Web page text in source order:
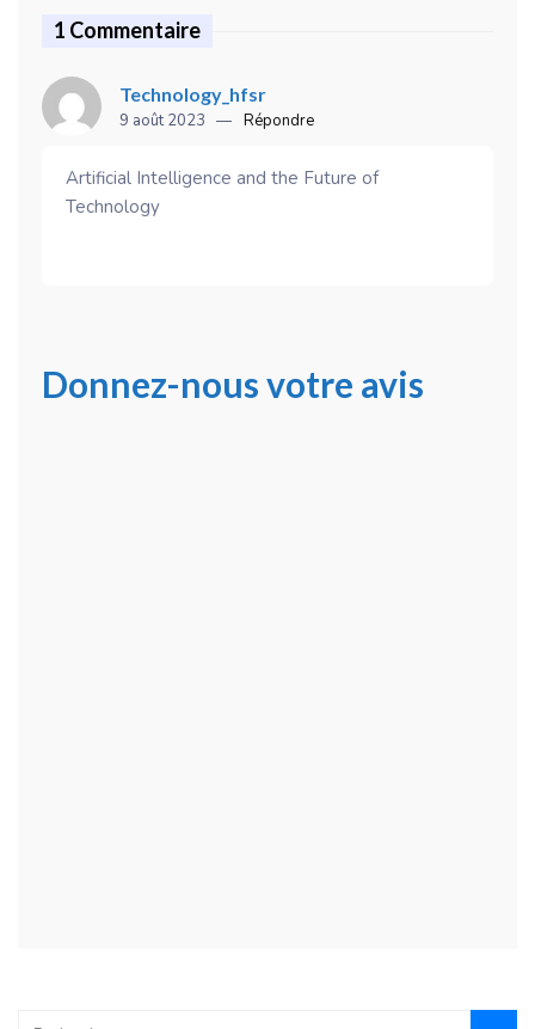
1 Commentaire
Technology_hfsr
9 août 2023 Répondre
Artificial Intelligence and the Future of
Technology
Donnez-nous votre avis